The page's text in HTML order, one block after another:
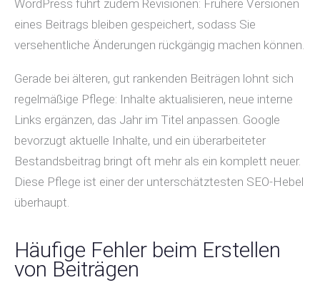
WordPress führt zudem Revisionen: Frühere Versionen
eines Beitrags bleiben gespeichert, sodass Sie
versehentliche Änderungen rückgängig machen können.
Gerade bei älteren, gut rankenden Beiträgen lohnt sich
regelmäßige Pflege: Inhalte aktualisieren, neue interne
Links ergänzen, das Jahr im Titel anpassen. Google
bevorzugt aktuelle Inhalte, und ein überarbeiteter
Bestandsbeitrag bringt oft mehr als ein komplett neuer.
Diese Pflege ist einer der unterschätztesten SEO-Hebel
überhaupt.
Häufige Fehler beim Erstellen
von Beiträgen